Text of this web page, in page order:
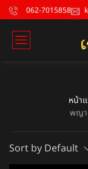
062-7015858
หน้า
พญา
Sort by Default